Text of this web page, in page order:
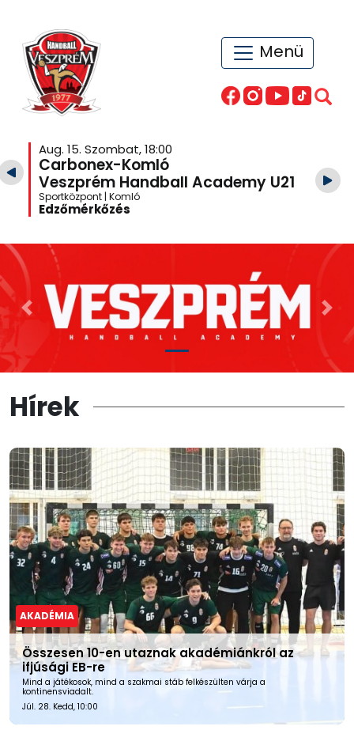
Menü
Aug. 15. Szombat, 18:00
Carbonex-Komló
Veszprém Handball Academy U21
Sportközpont | Komló
Edzőmérkőzés
Previous
Hírek
AKADÉMIA
Összesen 10-en utaznak akadémiánkról az
ifjúsági EB-re
Mind a játékosok, mind a szakmai stáb felkészülten várja a
kontinensviadalt.
Júl. 28. Kedd, 10:00